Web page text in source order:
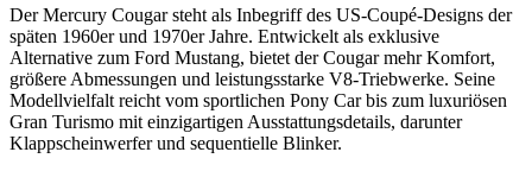
Der Mercury Cougar steht als Inbegriff des US-Coupé-Designs der
späten 1960er und 1970er Jahre. Entwickelt als exklusive
Alternative zum Ford Mustang, bietet der Cougar mehr Komfort,
größere Abmessungen und leistungsstarke V8-Triebwerke. Seine
Modellvielfalt reicht vom sportlichen Pony Car bis zum luxuriösen
Gran Turismo mit einzigartigen Ausstattungsdetails, darunter
Klappscheinwerfer und sequentielle Blinker.